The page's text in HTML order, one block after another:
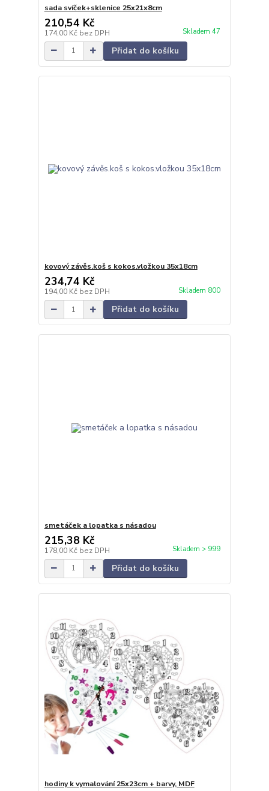
sada svíček+sklenice 25x21x8cm
210,54 Kč
174,00 Kč bez DPH Skladem 47
Přidat do košíku
kovový závěs.koš s kokos.vložkou 35x18cm
234,74 Kč
194,00 Kč bez DPH Skladem 800
Přidat do košíku
smetáček a lopatka s násadou
215,38 Kč
178,00 Kč bez DPH Skladem > 999
Přidat do košíku
hodiny k vymalování 25x23cm + barvy, MDF